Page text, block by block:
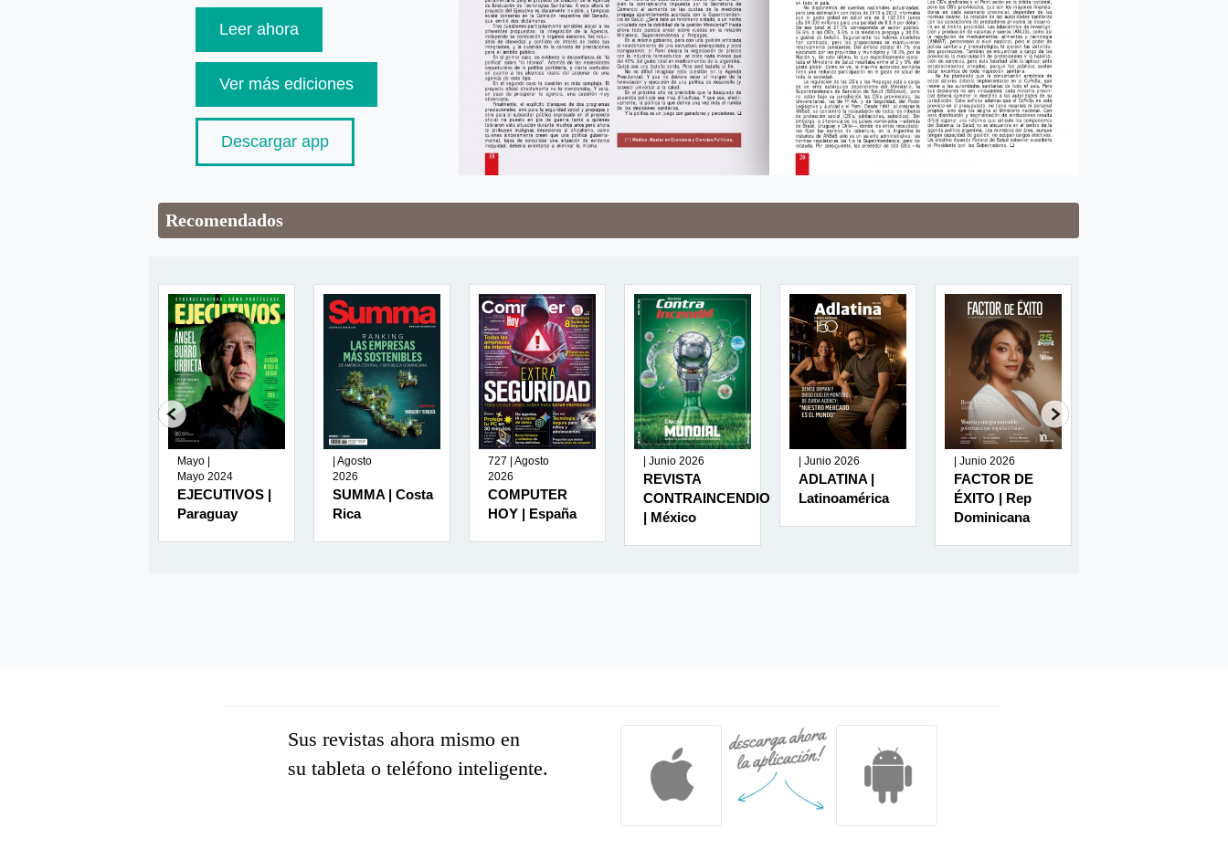
Leer ahora
Ver más ediciones
Descargar app
Recomendados
Mayo |
Mayo 2024
EJECUTIVOS |
Paraguay
| Agosto
2026
SUMMA | Costa
Rica
727 | Agosto
2026
COMPUTER
HOY | España
| Junio 2026
REVISTA
CONTRAINCENDIO
| México
| Junio 2026
ADLATINA |
Latinoamérica
| Junio 2026
FACTOR DE
ÉXITO | Rep
Dominicana
Sus revistas ahora mismo en
su tableta o teléfono inteligente.